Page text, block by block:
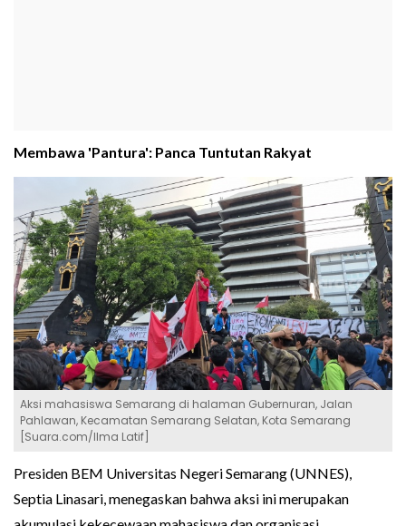
Membawa 'Pantura': Panca Tuntutan Rakyat
Aksi mahasiswa Semarang di halaman Gubernuran, Jalan
Pahlawan, Kecamatan Semarang Selatan, Kota Semarang
[Suara.com/Ilma Latif]
Presiden BEM Universitas Negeri Semarang (UNNES),
Septia Linasari, menegaskan bahwa aksi ini merupakan